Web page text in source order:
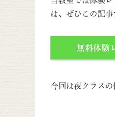
は、ぜひこの記
無料体験
今回は夜クラス